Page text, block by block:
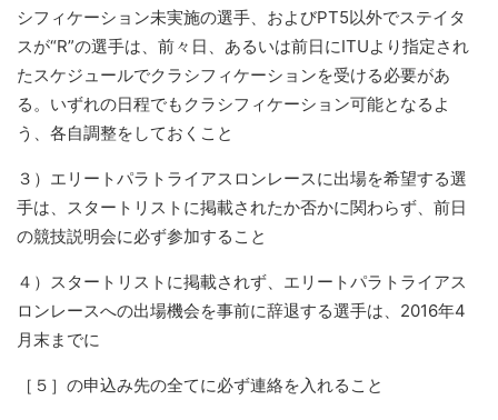
シフィケーション未実施の選手、およびPT5以外でステイタ
スが“R”の選手は、前々日、あるいは前日にITUより指定され
たスケジュールでクラシフィケーションを受ける必要があ
る。いずれの日程でもクラシフィケーション可能となるよ
う、各自調整をしておくこと
３）エリートパラトライアスロンレースに出場を希望する選
手は、スタートリストに掲載されたか否かに関わらず、前日
の競技説明会に必ず参加すること
４）スタートリストに掲載されず、エリートパラトライアス
ロンレースへの出場機会を事前に辞退する選手は、2016年4
月末までに
［５］の申込み先の全てに必ず連絡を入れること